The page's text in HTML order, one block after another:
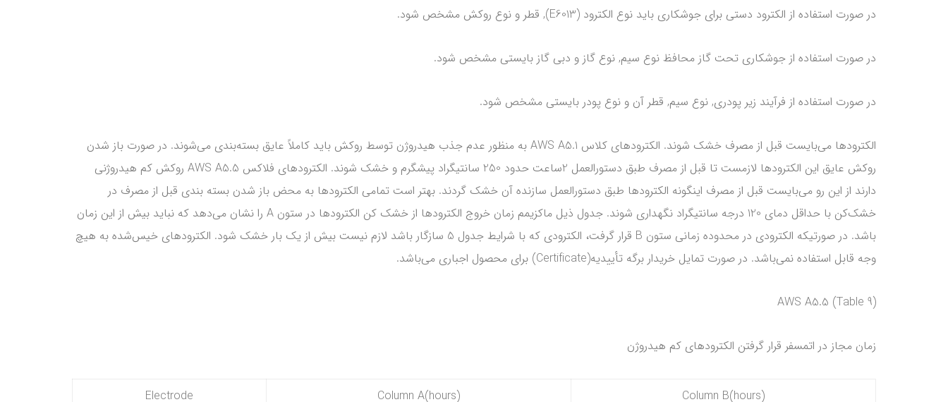
در صورت استفاده از الکترود دستی برای جوشکاری باید نوع الکترود (E6013), قطر و نوع روکش مشخص شود.
در صورت استفاده از جوشکاری تحت گاز محافظ نوع سیم, نوع گاز و دبی گاز بایستی مشخص شود.
در صورت استفاده از فرآیند زیر پودری, نوع سیم, قطر آن و نوع پودر بایستی مشخص شود.
الکترودها می‌بایست قبل از مصرف خشک شوند. الکترودهای کلاس AWS A5.1 به منظور عدم جذب هیدروژن توسط روکش باید کاملاً عایق بسته‌بندی می‌شوند. در صورت باز شدن
روکش عایق این الکترودها لازمست تا قبل از مصرف طبق دستورالعمل 2ساعت حدود 250 سانتیگراد پیشگرم و خشک شوند. الکترودهای فلاکس AWS A5.5 روکش کم هیدروژنی
دارند از این رو می‌بایست قبل از مصرف اینگونه الکترودها طبق دستورالعمل سازنده آن خشک گردند. بهتر است تمامی الکترودها به محض باز شدن بسته بندی قبل از مصرف در
خشک‌کن با حداقل دمای 120 درجه سانتیگراد نگهداری شوند. جدول ذیل ماکزیمم زمان خروج الکترودها از خشک کن الکترودها در ستون A را نشان می‌دهد که نباید بیش از این زمان
باشد. در صورتیکه الکترودی در محدوده زمانی ستون B قرار گرفت، الکترودی که با شرایط جدول 5 سازگار باشد لازم نیست بیش از یک بار خشک شود. الکترودهای خیس‌شده به هیچ
وجه قابل استفاده نمی‌باشد. در صورت تمایل خریدار برگه تأییدیه(Certificate) برای محصول اجباری می‌باشد.
(Table 9) AWS A5.5
زمان مجاز در اتمسفر قرار گرفتن الکترودهای کم هیدروژن
Column B(hours)
Column A(hours)
Electrode